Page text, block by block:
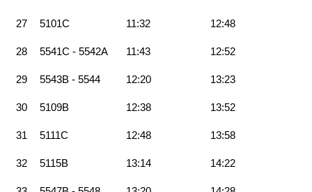
27 5101C 11:32 12:48
28 5541C - 5542A 11:43 12:52
29 5543B - 5544 12:20 13:23
30 5109B 12:38 13:52
31 5111C 12:48 13:58
32 5115B 13:14 14:22